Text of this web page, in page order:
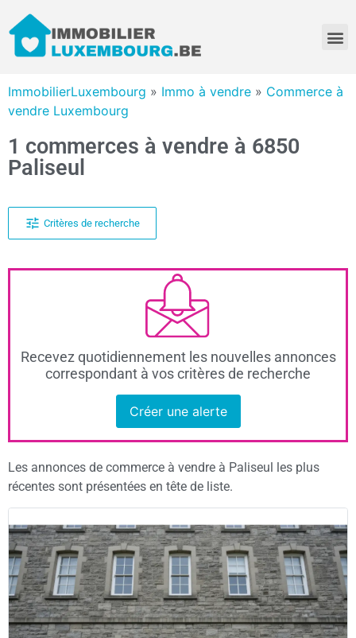
ImmobilierLuxembourg » Immo à vendre » Commerce à
vendre Luxembourg
1 commerces à vendre à 6850
Paliseul
Critères de recherche
Recevez quotidiennement les nouvelles annonces
correspondant à vos critères de recherche
Créer une alerte
Les annonces de commerce à vendre à Paliseul les plus
récentes sont présentées en tête de liste.